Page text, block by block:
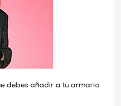
debes añadir a tu armario